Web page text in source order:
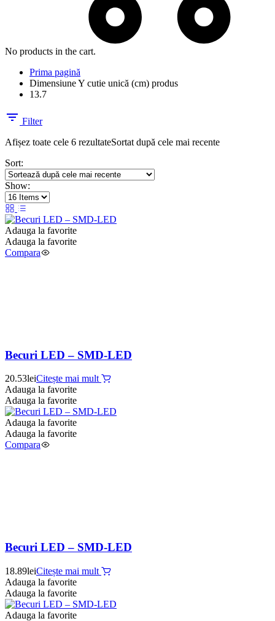
No products in the cart.
Prima pagină
Dimensiune Y cutie unică (cm) produs
13.7
Filter
Afișez toate cele 6 rezultateSortat după cele mai recente
Sort:
Show:
Adauga la favorite
Adauga la favorite
Compara
Becuri LED – SMD-LED
20.53leiCitește mai mult
Adauga la favorite
Adauga la favorite
Adauga la favorite
Adauga la favorite
Compara
Becuri LED – SMD-LED
18.89leiCitește mai mult
Adauga la favorite
Adauga la favorite
Adauga la favorite